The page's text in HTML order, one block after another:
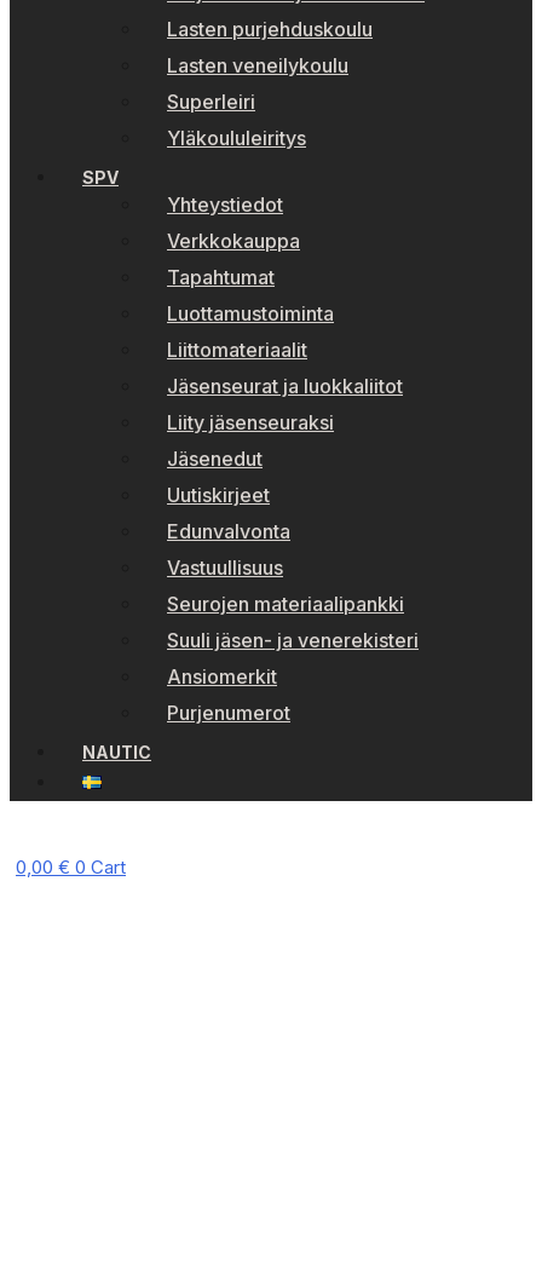
Lasten purjehduskoulu
Lasten veneilykoulu
Superleiri
Yläkoululeiritys
SPV
Yhteystiedot
Verkkokauppa
Tapahtumat
Luottamustoiminta
Liittomateriaalit
Jäsenseurat ja luokkaliitot
Liity jäsenseuraksi
Jäsenedut
Uutiskirjeet
Edunvalvonta
Vastuullisuus
Seurojen materiaalipankki
Suuli jäsen- ja venerekisteri
Ansiomerkit
Purjenumerot
NAUTIC
0,00 € 0 Cart